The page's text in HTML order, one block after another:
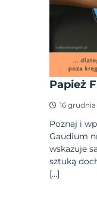
Papież
16
Poznaj i
Gaudium
wskazuje
sztuką
[…]